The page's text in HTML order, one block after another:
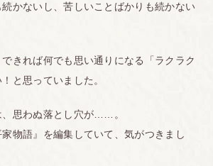
かないし、苦しいことばかりも続かない
きれば何でも思い通りになる「ラクラク
と思っていました。
、思わぬ落とし穴が……。
物語』を編集していて、気がつきまし